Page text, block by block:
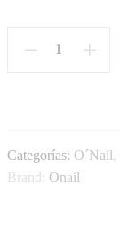
Categorías: O´Nail,
Brand: Onail